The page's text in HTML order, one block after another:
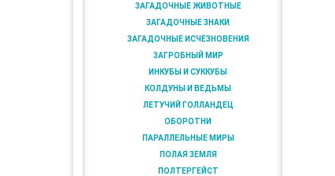
ЗАГАДОЧНЫЕ ЖИВОТНЫЕ
ЗАГАДОЧНЫЕ ЗНАКИ
ЗАГАДОЧНЫЕ ИСЧЕЗНОВЕНИЯ
ЗАГРОБНЫЙ МИР
ИНКУБЫ И СУККУБЫ
КОЛДУНЫ И ВЕДЬМЫ
ЛЕТУЧИЙ ГОЛЛАНДЕЦ
ОБОРОТНИ
ПАРАЛЛЕЛЬНЫЕ МИРЫ
ПОЛАЯ ЗЕМЛЯ
ПОЛТЕРГЕЙСТ